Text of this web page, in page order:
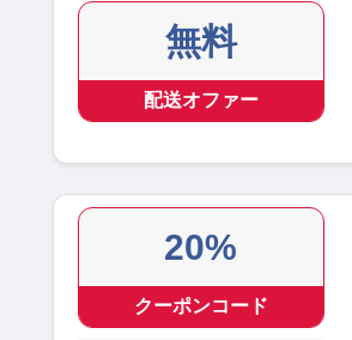
無料
配送オファー
20%
クーポンコード